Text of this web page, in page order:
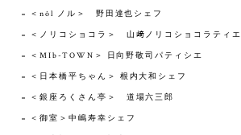
＜nôl ノル＞ 野田達也シェフ
＜ノリコショコラ＞ 山﨑ノリコショコラティエ
＜MIb-TOWN＞ 日向野敬司パティシエ
＜日本橋平ちゃん＞ 根内大和シェフ
＜銀座ろくさん亭＞ 道場六三郎
＜御室＞中嶋寿幸シェフ